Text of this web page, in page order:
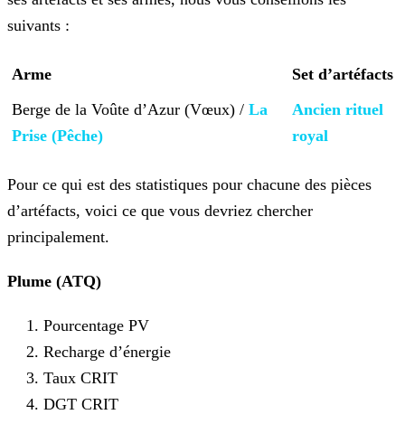
suivants :
Arme
Set d’artéfacts
Berge de la Voûte d’Azur (Vœux) / La
Prise (Pêche)
Ancien rituel
royal
Pour ce qui est des statistiques pour chacune des pièces
d’artéfacts, voici ce que vous devriez chercher
principalement.
Plume (ATQ)
Pourcentage PV
Recharge d’énergie
Taux CRIT
DGT CRIT